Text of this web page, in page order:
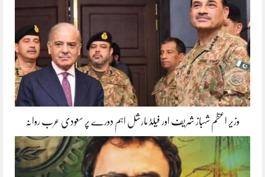
وزیر اعظم شہباز شریف اور فیلڈ مارشل اہم دورے پر سعودی عرب روانہ